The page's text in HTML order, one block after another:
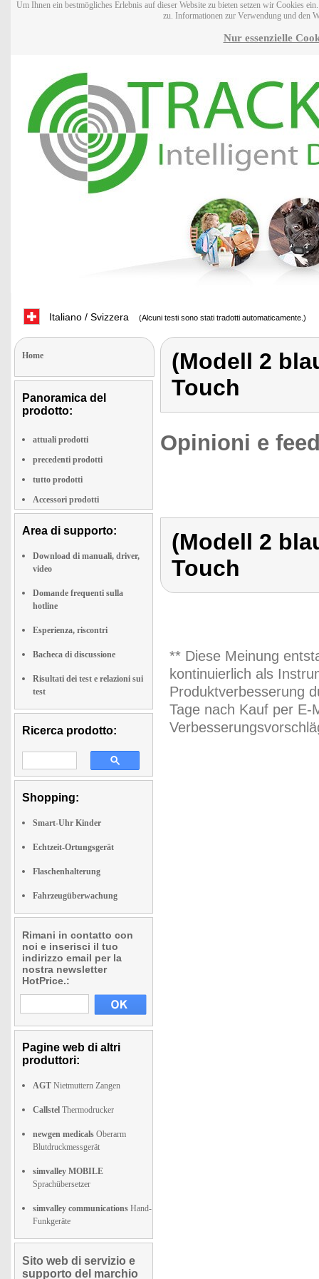
Um Ihnen ein bestmögliches Erlebnis auf dieser Website zu bieten setzen wir Cookies
zu. Informationen zur Verwendung und den
Nur essenzielle
Italiano / Svizzera (Alcuni testi sono stati tradotti automaticamente.)
Home
Panoramica del
prodotto:
attuali prodotti
precedenti prodotti
tutto prodotti
Accessori prodotti
Area di supporto:
Download di manuali, driver,
video
Domande frequenti sulla
hotline
Esperienza, riscontri
Bacheca di discussione
Risultati dei test e relazioni sui
test
Ricerca prodotto:
Shopping:
Smart-Uhr Kinder
Echtzeit-Ortungsgerät
Flaschenhalterung
Fahrzeugüberwachung
Rimani in contatto con
noi e inserisci il tuo
indirizzo email per la
nostra newsletter
HotPrice.:
Pagine web di altri
produttori:
AGT Nietmuttern Zangen
Callstel Thermodrucker
newgen medicals Oberarm
Blutdruckmessgerät
simvalley MOBILE
Sprachübersetzer
simvalley communications Hand-
Funkgeräte
Sito web di servizio e
supporto del marchio
(Modell 2
Touch
Opinioni e
(Modell 2
Touch
** Diese Meinung
kontinuierlich als
Produktverbesserung
Tage nach Kauf per E-